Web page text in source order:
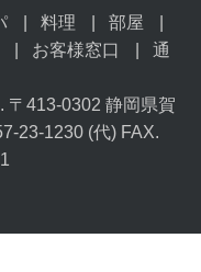
料理
部屋
お客様窓口
通
〒413-0302 静岡県賀
23-1230 (代) FAX.